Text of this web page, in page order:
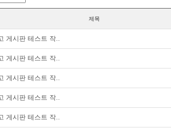
제목
게시판 테스트 작..
게시판 테스트 작..
게시판 테스트 작..
게시판 테스트 작..
게시판 테스트 작..